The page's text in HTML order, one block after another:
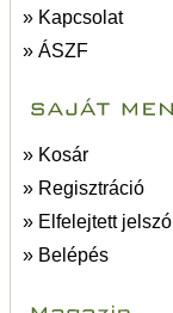
» Kapcsolat
» ÁSZF
» Kosár
» Regisztráció
» Elfelejtett jelszó
» Belépés